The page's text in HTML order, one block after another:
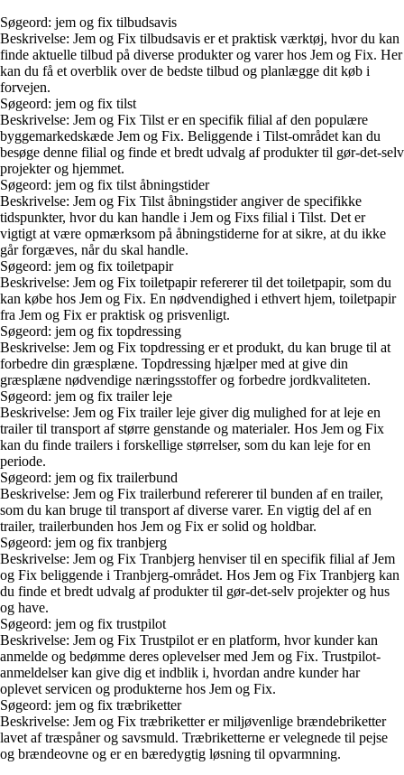
Søgeord: jem og fix tilbudsavis
Beskrivelse: Jem og Fix tilbudsavis er et praktisk værktøj, hvor du kan
finde aktuelle tilbud på diverse produkter og varer hos Jem og Fix. Her
kan du få et overblik over de bedste tilbud og planlægge dit køb i
forvejen.
Søgeord: jem og fix tilst
Beskrivelse: Jem og Fix Tilst er en specifik filial af den populære
byggemarkedskæde Jem og Fix. Beliggende i Tilst-området kan du
besøge denne filial og finde et bredt udvalg af produkter til gør-det-selv
projekter og hjemmet.
Søgeord: jem og fix tilst åbningstider
Beskrivelse: Jem og Fix Tilst åbningstider angiver de specifikke
tidspunkter, hvor du kan handle i Jem og Fixs filial i Tilst. Det er
vigtigt at være opmærksom på åbningstiderne for at sikre, at du ikke
går forgæves, når du skal handle.
Søgeord: jem og fix toiletpapir
Beskrivelse: Jem og Fix toiletpapir refererer til det toiletpapir, som du
kan købe hos Jem og Fix. En nødvendighed i ethvert hjem, toiletpapir
fra Jem og Fix er praktisk og prisvenligt.
Søgeord: jem og fix topdressing
Beskrivelse: Jem og Fix topdressing er et produkt, du kan bruge til at
forbedre din græsplæne. Topdressing hjælper med at give din
græsplæne nødvendige næringsstoffer og forbedre jordkvaliteten.
Søgeord: jem og fix trailer leje
Beskrivelse: Jem og Fix trailer leje giver dig mulighed for at leje en
trailer til transport af større genstande og materialer. Hos Jem og Fix
kan du finde trailers i forskellige størrelser, som du kan leje for en
periode.
Søgeord: jem og fix trailerbund
Beskrivelse: Jem og Fix trailerbund refererer til bunden af en trailer,
som du kan bruge til transport af diverse varer. En vigtig del af en
trailer, trailerbunden hos Jem og Fix er solid og holdbar.
Søgeord: jem og fix tranbjerg
Beskrivelse: Jem og Fix Tranbjerg henviser til en specifik filial af Jem
og Fix beliggende i Tranbjerg-området. Hos Jem og Fix Tranbjerg kan
du finde et bredt udvalg af produkter til gør-det-selv projekter og hus
og have.
Søgeord: jem og fix trustpilot
Beskrivelse: Jem og Fix Trustpilot er en platform, hvor kunder kan
anmelde og bedømme deres oplevelser med Jem og Fix. Trustpilot-
anmeldelser kan give dig et indblik i, hvordan andre kunder har
oplevet servicen og produkterne hos Jem og Fix.
Søgeord: jem og fix træbriketter
Beskrivelse: Jem og Fix træbriketter er miljøvenlige brændebriketter
lavet af træspåner og savsmuld. Træbriketterne er velegnede til pejse
og brændeovne og er en bæredygtig løsning til opvarmning.